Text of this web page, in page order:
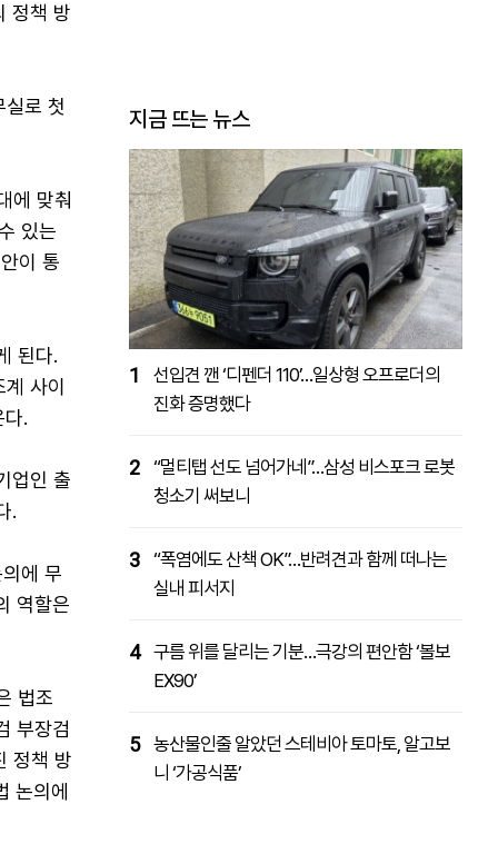
정책 방
로 첫
에 맞춰
있는
이 통
된다.
사이
.
업인 출
.
에 무
역할은
법조
부장검
정책 방
논의에
지금 뜨는 뉴스
1
선입견 깬 ‘디펜더 110’…일상형 오프로더의
진화 증명했다
2 “멀티탭 선도 넘어가네”…삼성 비스포크 로봇
청소기 써보니
3 “폭염에도 산책 OK”…반려견과 함께 떠나는
실내 피서지
4 구름 위를 달리는 기분…극강의 편안함 ‘볼보
EX90’
5 농산물인줄 알았던 스테비아 토마토, 알고보
니 ‘가공식품’